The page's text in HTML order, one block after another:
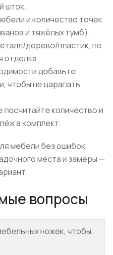
шток.
и количество точек
и тяжёлых тумб).
дерево/пластик, по
отделка.
добавьте
чтобы не царапать
количество и
в комплект.
мебели без ошибок,
места и замеры —
вопросы
ножек, чтобы